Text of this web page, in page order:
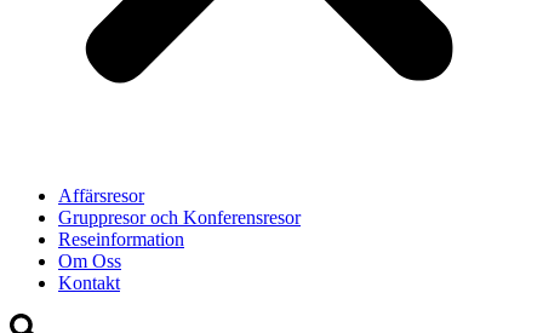
Affärsresor
Gruppresor och Konferensresor
Reseinformation
Om Oss
Kontakt